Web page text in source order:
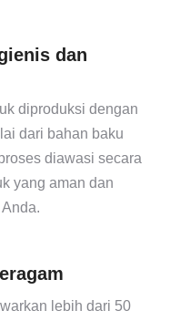
dan
diproduksi dengan
dari bahan baku
diawasi secara
yang aman dan
lebih dari 50